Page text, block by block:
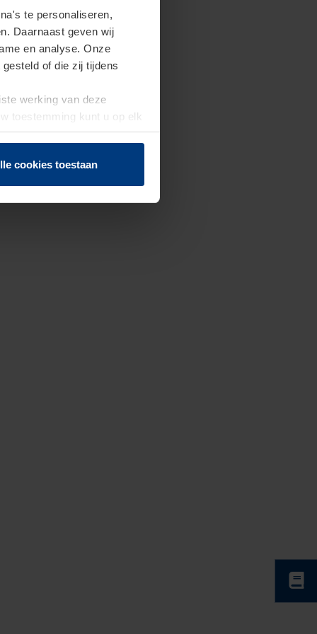
te personaliseren,
Daarnaast geven wij
en analyse. Onze
of die zij tijdens
werking van deze
toestemming kunt u op elk
herroepen.
cookies toestaan